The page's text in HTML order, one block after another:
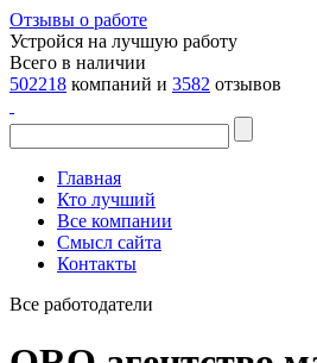
Отзывы о работе
Устройся на лучшую работу
Всего в наличии
502218 компаний и 3582 отзывов
Главная
Кто лучший
Все компании
Смысл сайта
Контакты
Все работодатели